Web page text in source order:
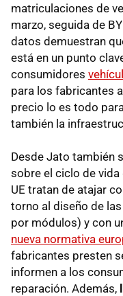
matriculaciones de
marzo, seguida de
datos demuestran
está en un punto
consumidores
para los fabricantes
precio lo es todo
también la
Desde Jato también
sobre el ciclo de vida
UE tratan de atajar
torno al diseño de
por módulos) y con
nueva normativa
fabricantes presten
informen a los
reparación. Además,